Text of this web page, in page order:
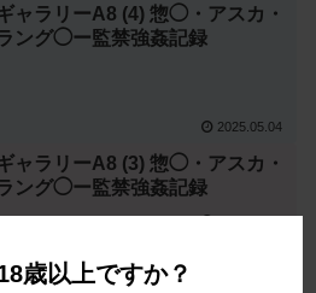
歳以上ですか？
ャラリーA8 (4) 惣◯・アスカ・
ング◯ー監禁強姦記録
2025.05.04
ャラリーA8 (3) 惣◯・アスカ・
ング◯ー監禁強姦記録
2025.04.24
ギャラリーA8 (2) 惣◯・アスカ・
ング◯ー監禁強姦記録